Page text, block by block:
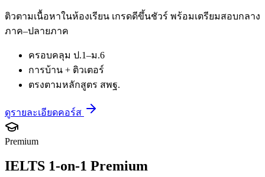
ติวตามเนื้อหาในห้องเรียน เกรดดีขึ้นชัวร์ พร้อมเตรียมสอบกลาง
ภาค–ปลายภาค
ครอบคลุม ป.1–ม.6
การบ้าน + ติวเตอร์
ตรงตามหลักสูตร สพฐ.
ดูรายละเอียดคอร์ส
Premium
IELTS 1-on-1 Premium